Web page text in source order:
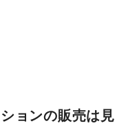
ョンの販売は見